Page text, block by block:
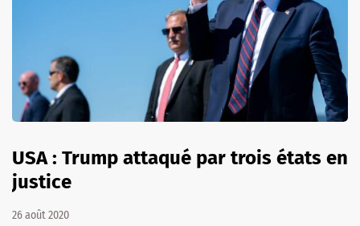
USA : Trump attaqué par trois états en
justice
26 août 2020